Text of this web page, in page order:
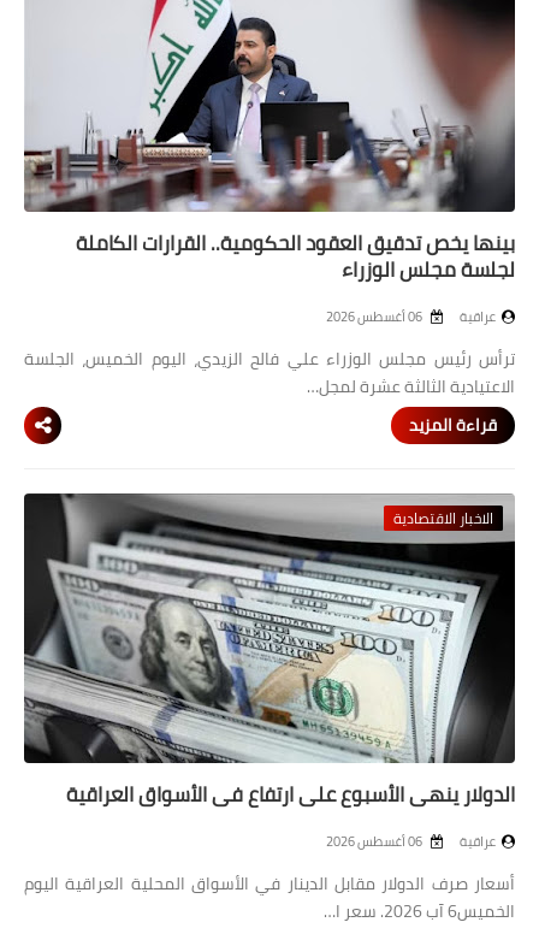
الاخبار الاقتصادية
الاخبار الرياضية
المدارس
اخبار وقرارات وزارة التربية
نتائج الامتحانات
المرحلة المتوسطة
المرحلة الابتدائية
المرحلة المتوسطة
المرحلة الاعدادية
مرشحات
المرحلة الابتدائية
المرحلة الاعدادية
بينها يخص تدقيق العقود الحكومية.. القرارات الكاملة
لجلسة مجلس الوزراء
عراقية
ترأس رئيس مجلس الوزراء علي فالح الزيدي، اليوم الخميس، الجلسة
الاعتيادية الثالثة عشرة لمجل…
قراءة المزيد
الاخبار الاقتصادية
الدولار ينهي الأسبوع على ارتفاع في الأسواق العراقية
عراقية
أسعار صرف الدولار مقابل الدينار في الأسواق المحلية العراقية اليوم
الخميس6 آب 2026. سعر ا…